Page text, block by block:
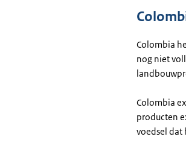
Colombia
nog niet
Colombia
producten
voedsel dat